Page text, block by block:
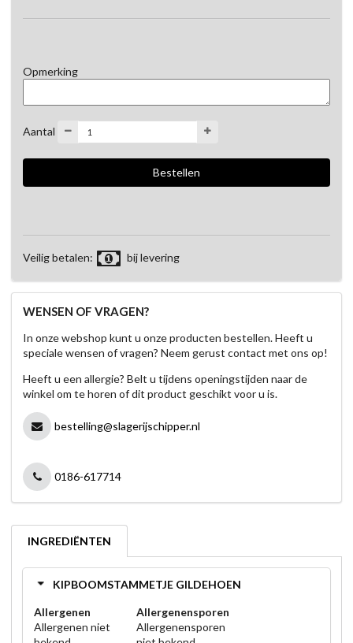
Opmerking
Aantal
Veilig betalen: bij levering
WENSEN OF VRAGEN?
In onze webshop kunt u onze producten bestellen. Heeft u
speciale wensen of vragen? Neem gerust contact met ons op!
Heeft u een allergie? Belt u tijdens openingstijden naar de
winkel om te horen of dit product geschikt voor u is.
bestelling@slagerijschipper.nl
0186-617714
INGREDIËNTEN
KIPBOOMSTAMMETJE GILDEHOEN
Allergenen
Allergenen niet
Allergenensporen
Allergenensporen